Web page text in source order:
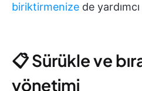
biriktirmenize de
📋 Sürükle ve
yönetimi